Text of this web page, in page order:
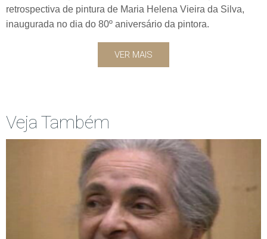
retrospectiva de pintura de Maria Helena Vieira da Silva,
inaugurada no dia do 80º aniversário da pintora.
VER MAIS
Veja Também